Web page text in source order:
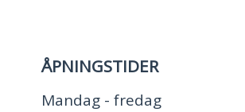
ÅPNINGSTIDER
Mandag - fredag